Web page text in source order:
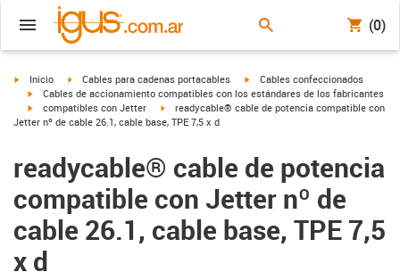
(0)
igus-icon-arrow-right
Inicio igus-icon-arrow-right
Cables para cadenas portacables igus-icon-arrow-right
Cables confeccionados
igus-icon-arrow-right
Cables de accionamiento compatibles con los estándares de los fabricantes
igus-icon-arrow-right
compatibles con Jetter igus-icon-arrow-right
readycable® cable de potencia compatible con
Jetter nº de cable 26.1, cable base, TPE 7,5 x d
readycable® cable de potencia
compatible con Jetter nº de
cable 26.1, cable base, TPE 7,5
x d